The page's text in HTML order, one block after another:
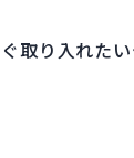
り入れたい